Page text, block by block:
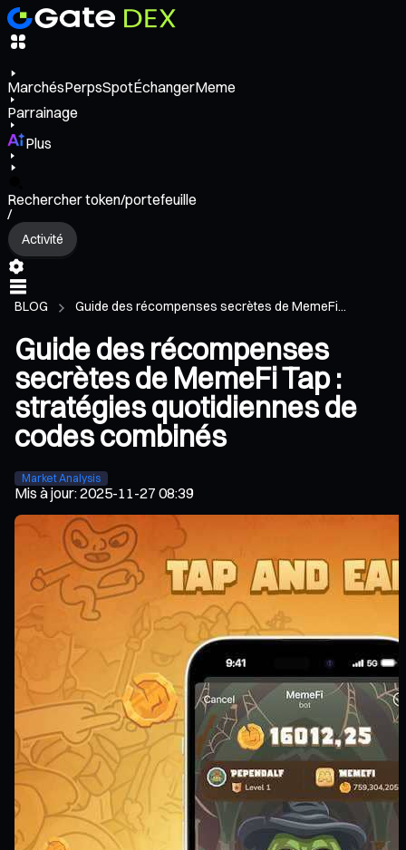
MarchésPerpsSpotÉchangerMeme
Parrainage
Plus
Rechercher token/portefeuille
/
Activité
BLOG Guide des récompenses secrètes de MemeFi...
Guide des récompenses
secrètes de MemeFi Tap :
stratégies quotidiennes de
codes combinés
Market Analysis
Mis à jour:2025-11-27 08:39